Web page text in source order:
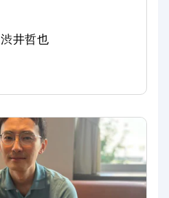
渋井哲也